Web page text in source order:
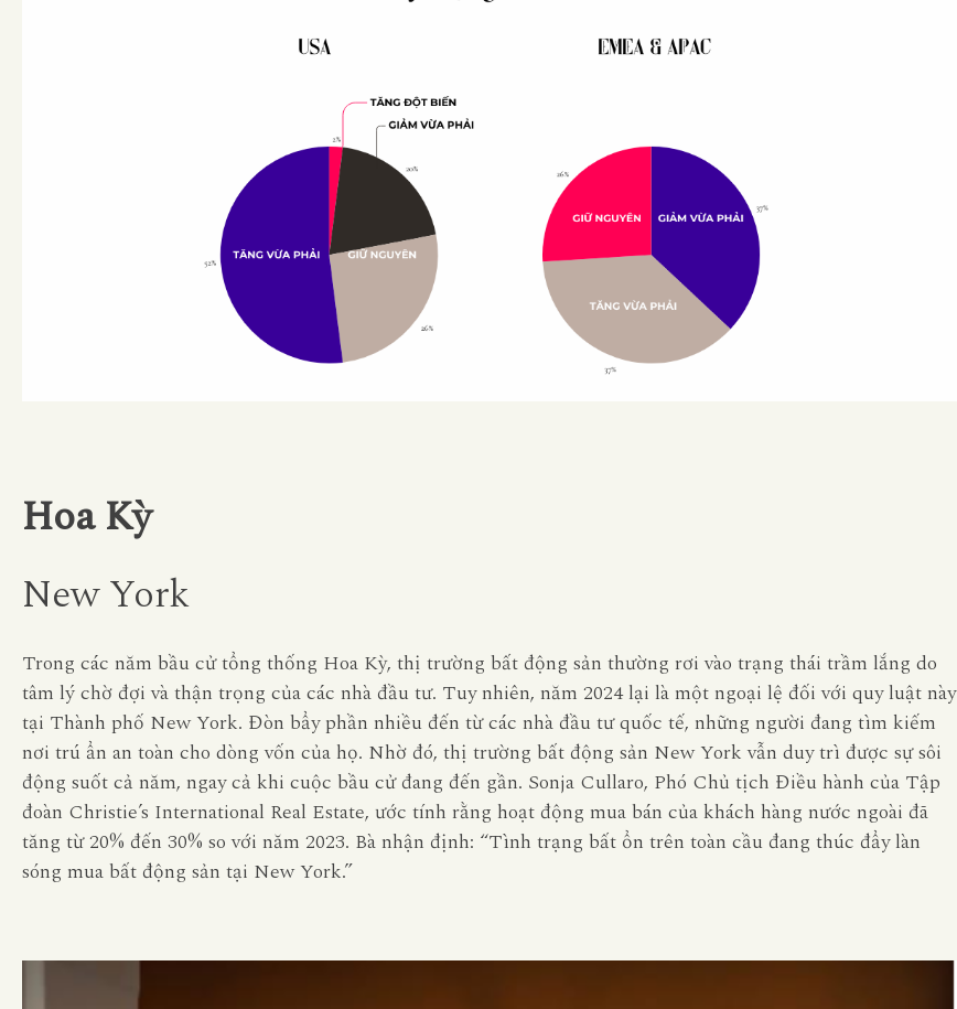
Hoa Kỳ
New York
Trong các năm bầu cử tổng thống Hoa Kỳ, thị trường bất động sản thường rơi vào trạng thái trầm lắng do
tâm lý chờ đợi và thận trọng của các nhà đầu tư. Tuy nhiên, năm 2024 lại là một ngoại lệ đối với quy luật này
tại Thành phố New York. Đòn bẩy phần nhiều đến từ các nhà đầu tư quốc tế, những người đang tìm kiếm
nơi trú ẩn an toàn cho dòng vốn của họ. Nhờ đó, thị trường bất động sản New York vẫn duy trì được sự sôi
động suốt cả năm, ngay cả khi cuộc bầu cử đang đến gần. Sonja Cullaro, Phó Chủ tịch Điều hành của Tập
đoàn Christie’s International Real Estate, ước tính rằng hoạt động mua bán của khách hàng nước ngoài đã
tăng từ 20% đến 30% so với năm 2023. Bà nhận định: “Tình trạng bất ổn trên toàn cầu đang thúc đẩy làn
sóng mua bất động sản tại New York.”